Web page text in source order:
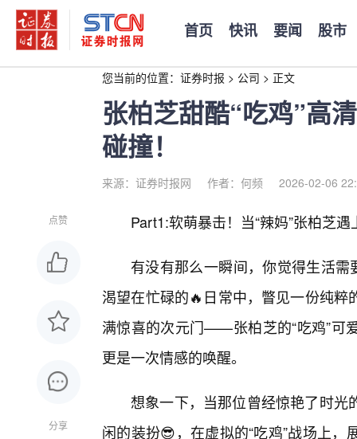
首页 快讯 要闻 股市
您当前的位置： 证券时报 > 公司 > 正文
张柏芝甜酷“吃鸡”高
碰撞！
来源：证券时报网 作者：何频 2026-02-06
点赞
分享
Part1:软萌暴击！当“辣妈”张柏芝遇
有没有那么一瞬间，你觉得生活需
渴望在忙碌的🔥日常中，瞥见一份纯
满惊喜的次元门——张柏芝的“吃鸡”可
更是一次情感的唤醒。
想象一下，当那位曾经惊艳了时光
闲的装扮😎，在虚拟的“吃鸡”战场上